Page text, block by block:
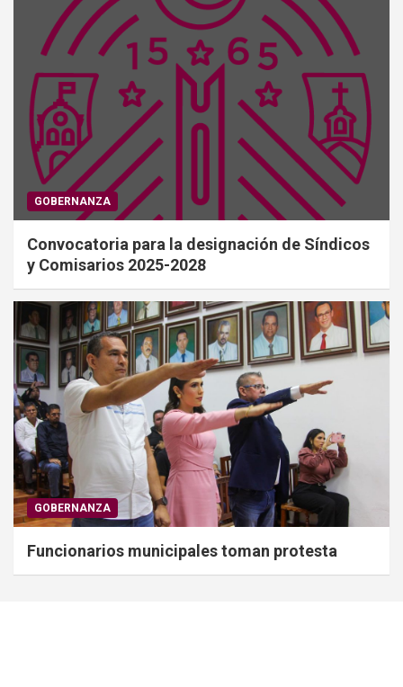
GOBERNANZA
Convocatoria para la designación de Síndicos
y Comisarios 2025-2028
GOBERNANZA
Funcionarios municipales toman protesta